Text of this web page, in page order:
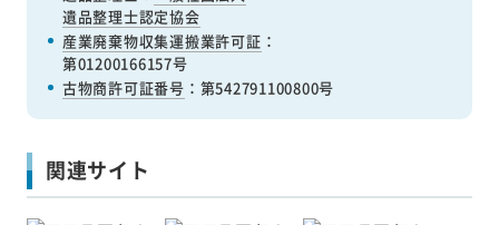
遺品整理士認定協会
産業廃棄物収集運搬業許可証 ：
第01200166157号
古物商許可証番号 ：第542791100800号
関連サイト